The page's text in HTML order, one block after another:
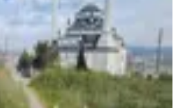
m²·04.04.2026
Kireçci